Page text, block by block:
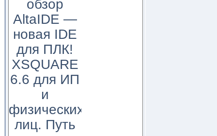
обзор
AltaIDE —
новая IDE
для ПЛК!
XSQUARE
6.6 для ИП
и
физических
лиц. Путь